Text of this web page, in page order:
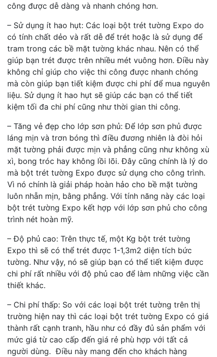
công được dễ dàng và nhanh chóng hơn.
– Sử dụng ít hao hụt: Các loại bột trét tường Expo do
có tính chất dẻo và rất dễ để trét hoặc là sử dụng để
tram trong các bề mặt tường khác nhau. Nên có thể
giúp bạn trét được trên nhiều mét vuông hơn. Điều này
không chỉ giúp cho việc thi công được nhanh chóng
mà còn giúp bạn tiết kiệm được chi phí để mua nguyên
liệu. Sử dụng ít hao hụt sẽ giúp các bạn có thể tiết
kiệm tối đa chi phí cũng như thời gian thi công.
– Tăng vẻ đẹp cho lớp sơn phủ: Để lớp sơn phủ được
láng mịn và trơn bóng thì điều đương nhiên là đòi hỏi
mặt tường phải được mịn và phẳng cũng như không xù
xì, bong tróc hay không lồi lõi. Đây cũng chính là lý do
mà bột trét tường Expo được sử dụng cho công trình.
Vì nó chính là giải pháp hoàn hảo cho bề mặt tường
luôn nhẵn mịn, bằng phẳng. Với tính năng này các loại
bột trét tường Expo kết hợp với lớp sơn phủ cho công
trình nét hoàn mỹ.
– Độ phủ cao: Trên thực tế, một Kg bột trét tường
Expo thì sẽ có thể trét được 1-1,3m2 diện tích bức
tường. Như vậy, nó sẽ giúp bạn có thể tiết kiệm được
chi phí rất nhiều với độ phủ cao để làm những việc cần
thiết khác.
– Chi phí thấp: So với các loại bột trét tường trên thị
trường hiện nay thì các loại bột trét tường Expo có giá
thành rất cạnh tranh, hầu như có đầy đủ sản phẩm với
mức giá từ cao cấp đến giá rẻ phù hợp với tất cả
người dùng. Điều này mang đến cho khách hàng